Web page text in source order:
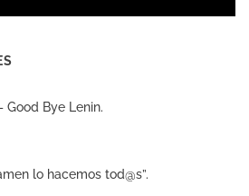
Good Bye Lenin.
lo hacemos tod@s”.